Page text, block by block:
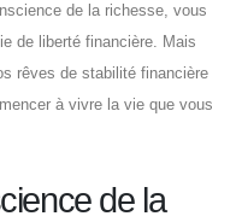
de la richesse, vous
de liberté financière. Mais
rêves de stabilité financière
à vivre la vie que vous
de la